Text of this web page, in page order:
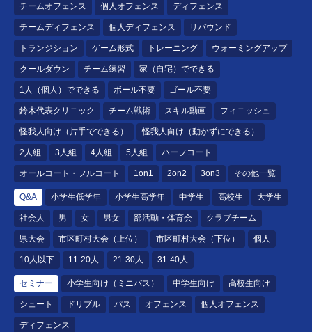
チームオフェンス 個人オフェンス ディフェンス
チームディフェンス 個人ディフェンス リバウンド
トランジション ゲーム形式 トレーニング ウォーミングアップ
クールダウン チーム練習 家（自宅）でできる
1人（個人）でできる ボール不要 ゴール不要
鈴木代表クリニック チーム戦術 スキル動画 フィニッシュ
怪我人向け（片手でできる） 怪我人向け（動かずにできる）
2人組 3人組 4人組 5人組 ハーフコート
オールコート・フルコート 1on1 2on2 3on3 その他一覧
Q&A 小学生低学年 小学生高学年 中学生 高校生 大学生
社会人 男 女 男女 部活動・体育会 クラブチーム
県大会 市区町村大会（上位） 市区町村大会（下位） 個人
10人以下 11-20人 21-30人 31-40人
セミナー 小学生向け（ミニバス） 中学生向け 高校生向け
シュート ドリブル パス オフェンス 個人オフェンス
ディフェンス